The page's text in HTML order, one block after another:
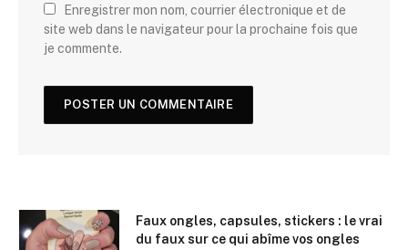
Enregistrer mon nom, courrier électronique et de
site web dans le navigateur pour la prochaine fois que
je commente.
Faux ongles, capsules, stickers : le vrai
du faux sur ce qui abîme vos ongles